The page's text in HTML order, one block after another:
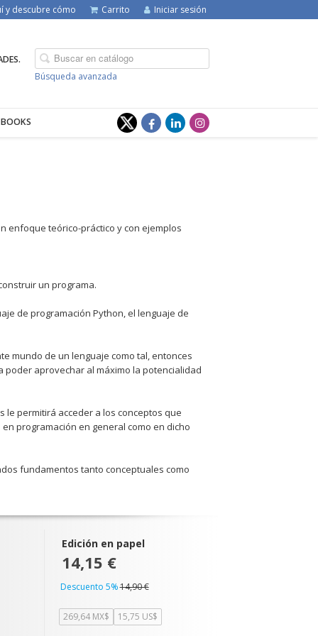
y descubre cómo Carrito Iniciar sesión
Búsqueda avanzada
enfoque teórico-práctico y con ejemplos
un programa.
de programación Python, el lenguaje de
mundo de un lenguaje como tal, entonces
aprovechar al máximo la potencialidad
permitirá acceder a los conceptos que
programación en general como en dicho
fundamentos tanto conceptuales como
Edición en papel
14,15 €
Descuento 5%14,90 €
269,64 MX$ 15,75 US$